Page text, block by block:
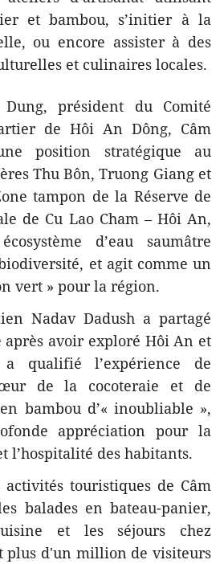
et bambou, s’initier à la
ou encore assister à des
et culinaires locales.
président du Comité
de Hôi An Dông, Câm
position stratégique au
Thu Bôn, Truong Giang et
tampon de la Réserve de
de Cu Lao Cham – Hôi An,
d’eau saumâtre
et agit comme un
vert » pour la région.
Nadav Dadush a partagé
après avoir exploré Hôi An et
qualifié l’expérience de
de la cocoteraie et de
bambou d’« inoubliable »,
appréciation pour la
l’hospitalité des habitants.
touristiques de Câm
balades en bateau-panier,
et les séjours chez
plus d'un million de visiteurs